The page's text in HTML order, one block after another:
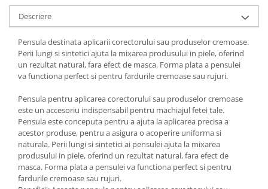
Descriere
Pensula destinata aplicarii corectorului sau produselor cremoase.
Perii lungi si sintetici ajuta la mixarea produsului in piele, oferind
un rezultat natural, fara efect de masca. Forma plata a pensulei
va functiona perfect si pentru fardurile cremoase sau rujuri.
Pensula pentru aplicarea corectorului sau produselor cremoase
este un accesoriu indispensabil pentru machiajul fetei tale.
Pensula este conceputa pentru a ajuta la aplicarea precisa a
acestor produse, pentru a asigura o acoperire uniforma si
naturala. Perii lungi si sintetici ai pensulei ajuta la mixarea
produsului in piele, oferind un rezultat natural, fara efect de
masca. Forma plata a pensulei va functiona perfect si pentru
fardurile cremoase sau rujuri.